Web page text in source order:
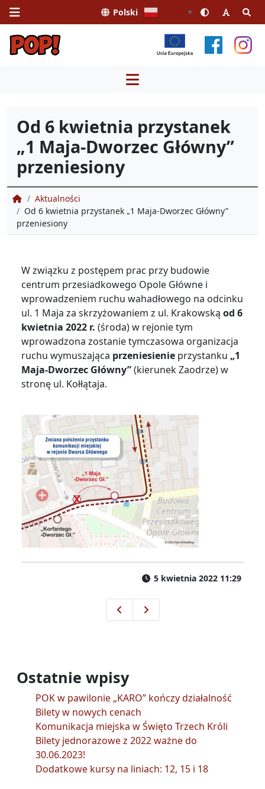
Polski ▼
treści
Od 6 kwietnia przystanek
„1 Maja-Dworzec Główny”
przeniesiony
Portal Obsługi Pasażera
Aktualności
Od 6 kwietnia przystanek „1 Maja-Dworzec Główny”
przeniesiony
W związku z postępem prac przy budowie
centrum przesiadkowego Opole Główne i
wprowadzeniem ruchu wahadłowego na odcinku
ul. 1 Maja za skrzyżowaniem z ul. Krakowską od 6
kwietnia 2022 r. (środa) w rejonie tym
wprowadzona zostanie tymczasowa organizacja
ruchu wymuszająca przeniesienie przystanku „1
Maja-Dworzec Główny”(kierunek Zaodrze) w
stronę ul. Kołłątaja.
5 kwietnia 2022 11:29
Zmiany w kursowaniu
Komunikacja miejska w
Ostatnie wpisy
POK w pawilonie „KARO” kończy działalność
Bilety w nowych cenach
Komunikacja miejska w Święto Trzech Króli
Bilety jednorazowe z 2022 ważne do
30.06.2023!
Dodatkowe kursy na liniach: 12, 15 i 18